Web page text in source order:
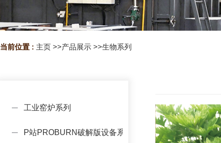
当前位置 : 主页 >>产品展示 >>生物系列
工业窑炉系列
P站PROBURN破解版设备系列